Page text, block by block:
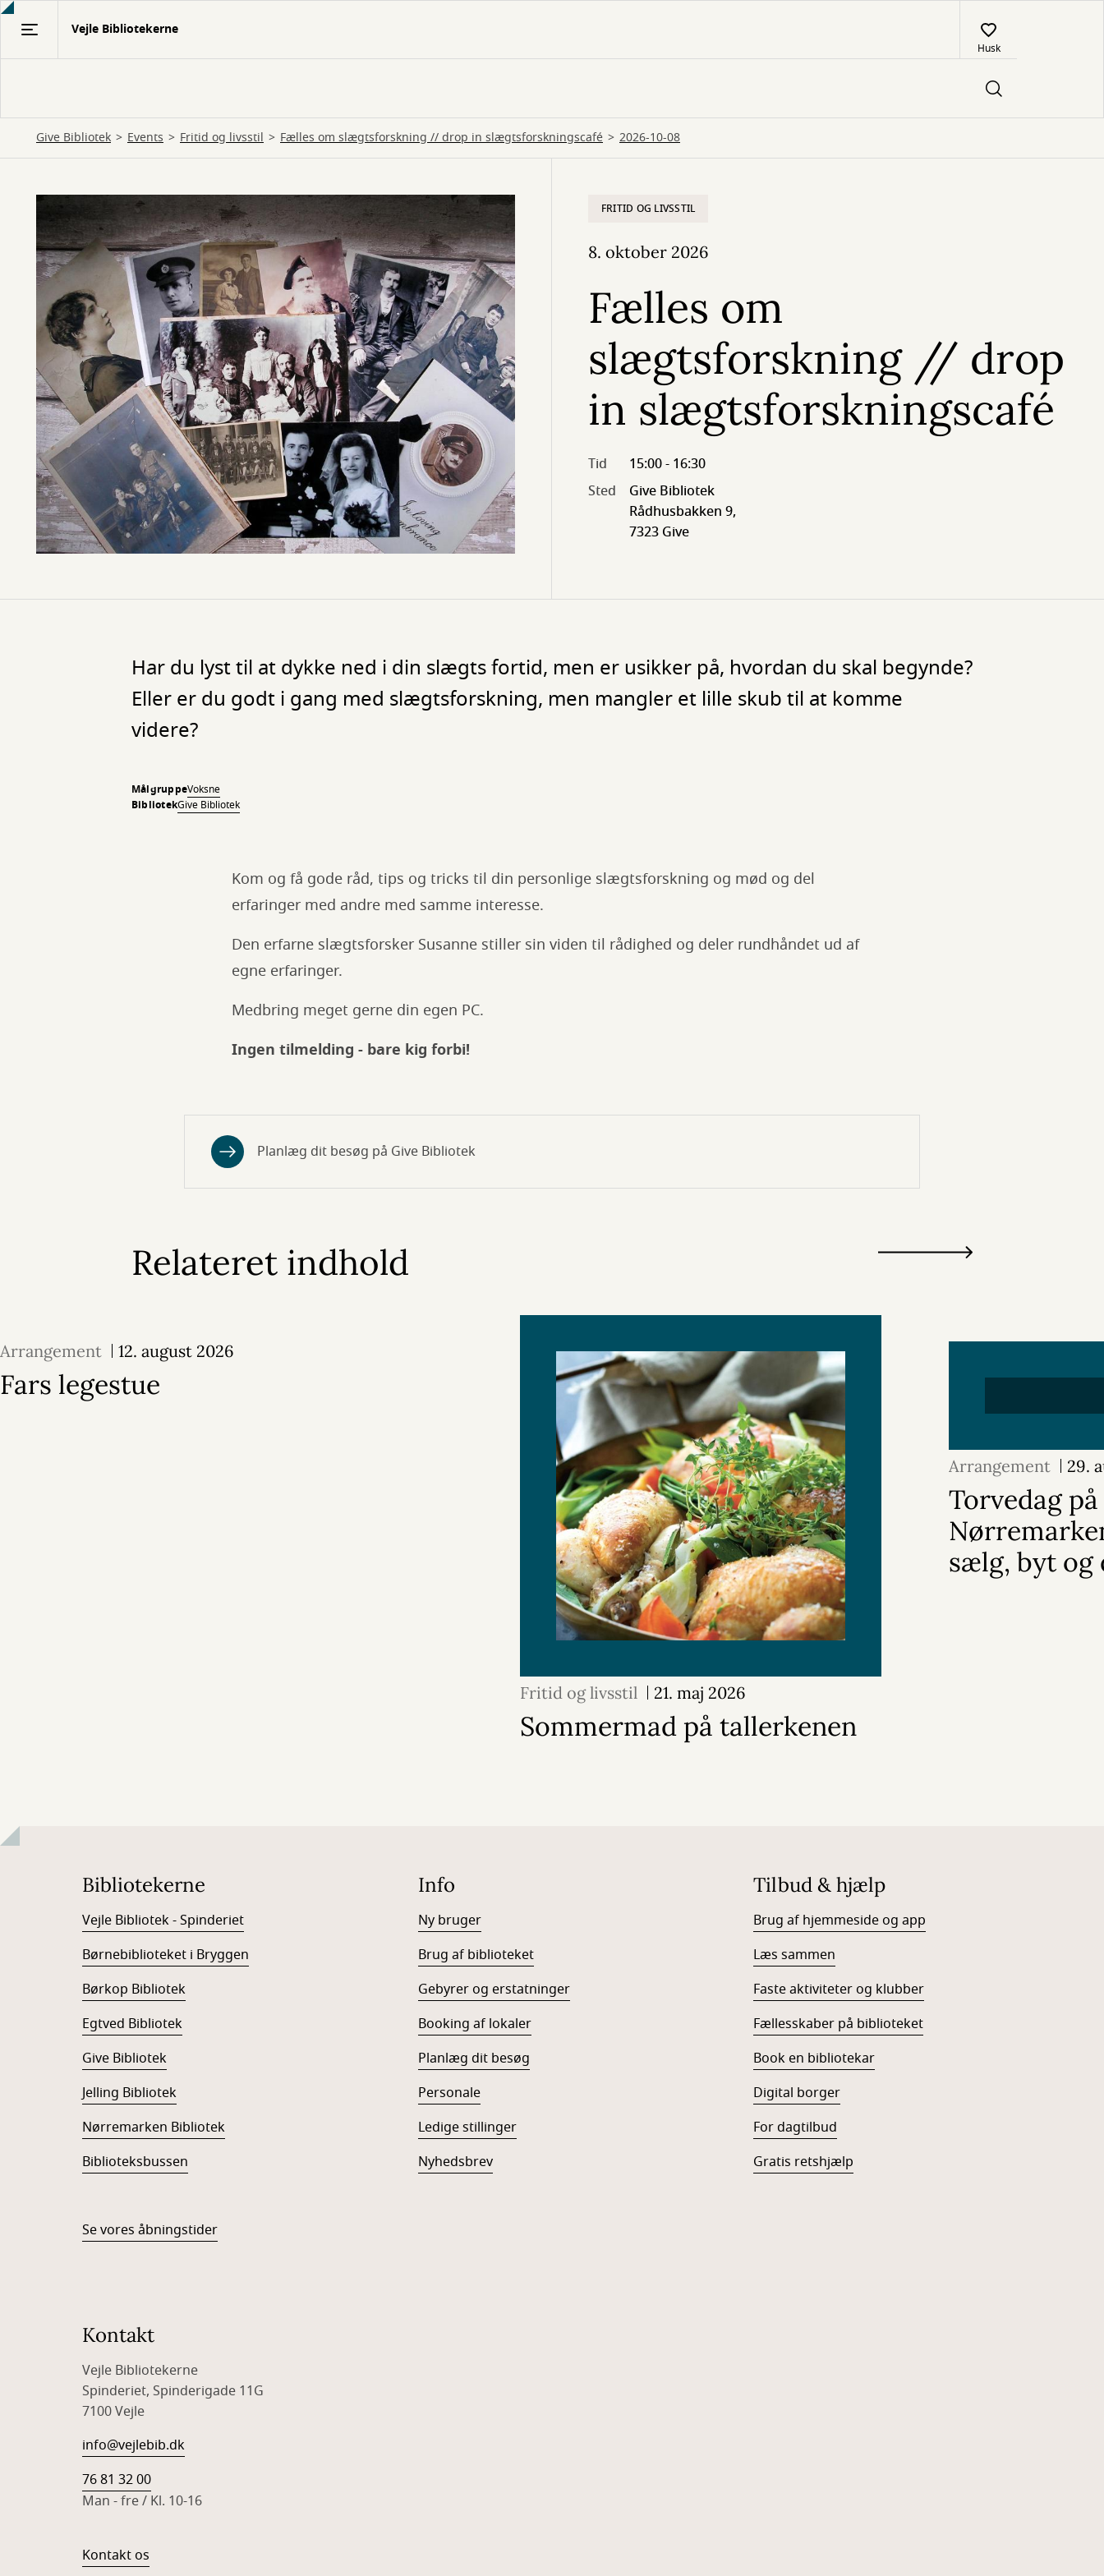
Gå
Vejle Bibliotekerne
Husk
Give Bibliotek Events Fritid og livsstil Fælles om slægtsforskning // drop in slægtsforskningscafé 2026-10-08
FRITID OG LIVSSTIL
8. oktober 2026
Fælles om
slægtsforskning // drop
in slægtsforskningscafé
Tid
15:00 - 16:30
Sted
Give Bibliotek
Rådhusbakken 9,
7323 Give
Har du lyst til at dykke ned i din slægts fortid, men er usikker på, hvordan du skal begynde?
Eller er du godt i gang med slægtsforskning, men mangler et lille skub til at komme
videre?
MålgruppeVoksne
BibliotekGive Bibliotek
Kom og få gode råd, tips og tricks til din personlige slægtsforskning og mød og del
erfaringer med andre med samme interesse.
Den erfarne slægtsforsker Susanne stiller sin viden til rådighed og deler rundhåndet ud af
egne erfaringer.
Medbring meget gerne din egen PC.
Ingen tilmelding - bare kig forbi!
Planlæg dit besøg på Give Bibliotek
Relateret indhold
Arrangement 12. august 2026
Fars legestue
Fritid og livsstil 21. maj 2026
Sommermad på tallerkenen
Arrangement 29.
Torvedag på
sælg, byt og
Bibliotekerne
Vejle Bibliotek - Spinderiet
Børnebiblioteket i Bryggen
Børkop Bibliotek
Egtved Bibliotek
Give Bibliotek
Jelling Bibliotek
Nørremarken Bibliotek
Biblioteksbussen
Se vores åbningstider
Info
Ny bruger
Brug af biblioteket
Gebyrer og erstatninger
Booking af lokaler
Planlæg dit besøg
Personale
Ledige stillinger
Nyhedsbrev
Tilbud & hjælp
Brug af hjemmeside og app
Læs sammen
Faste aktiviteter og klubber
Fællesskaber på biblioteket
Book en bibliotekar
Digital borger
For dagtilbud
Gratis retshjælp
Kontakt
Vejle Bibliotekerne
Spinderiet, Spinderigade 11G
7100 Vejle
info@vejlebib.dk
76 81 32 00
Man - fre / Kl. 10-16
Kontakt os